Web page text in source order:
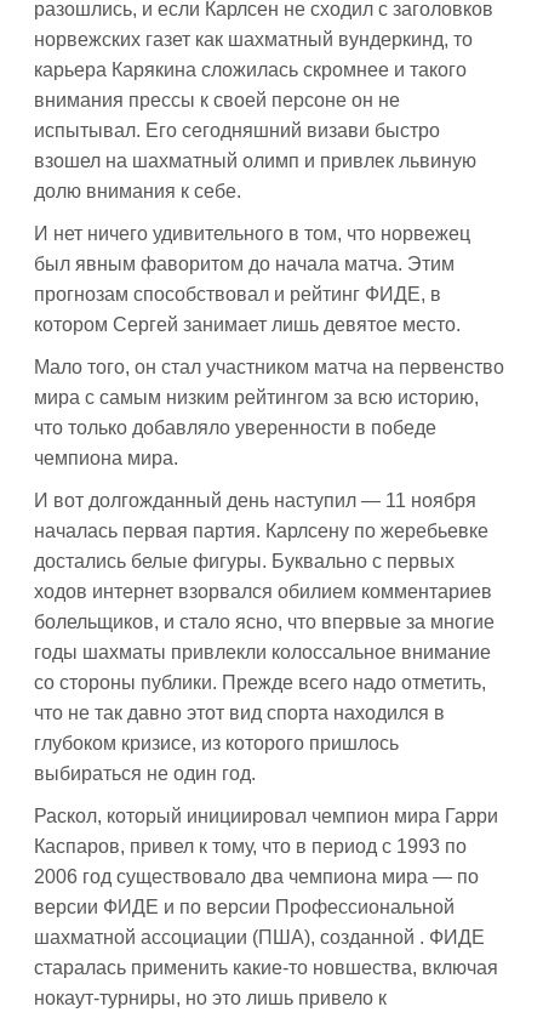
разошлись, и если Карлсен не сходил с заголовков
норвежских газет как шахматный вундеркинд, то
карьера Карякина сложилась скромнее и такого
внимания прессы к своей персоне он не
испытывал. Его сегодняшний визави быстро
взошел на шахматный олимп и привлек львиную
долю внимания к себе.
И нет ничего удивительного в том, что норвежец
был явным фаворитом до начала матча. Этим
прогнозам способствовал и рейтинг ФИДЕ, в
котором Сергей занимает лишь девятое место.
Мало того, он стал участником матча на первенство
мира с самым низким рейтингом за всю историю,
что только добавляло уверенности в победе
чемпиона мира.
И вот долгожданный день наступил — 11 ноября
началась первая партия. Карлсену по жеребьевке
достались белые фигуры. Буквально с первых
ходов интернет взорвался обилием комментариев
болельщиков, и стало ясно, что впервые за многие
годы шахматы привлекли колоссальное внимание
со стороны публики. Прежде всего надо отметить,
что не так давно этот вид спорта находился в
глубоком кризисе, из которого пришлось
выбираться не один год.
Раскол, который инициировал чемпион мира Гарри
Каспаров, привел к тому, что в период с 1993 по
2006 год существовало два чемпиона мира — по
версии ФИДЕ и по версии Профессиональной
шахматной ассоциации (ПША), созданной . ФИДЕ
старалась применить какие-то новшества, включая
нокаут-турниры, но это лишь привело к